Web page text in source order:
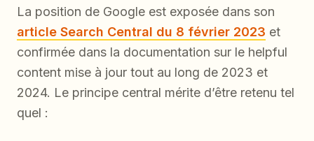
La position de Google est exposée dans son
article Search Central du 8 février 2023 et
confirmée dans la documentation sur le helpful
content mise à jour tout au long de 2023 et
2024. Le principe central mérite d’être retenu tel
quel :